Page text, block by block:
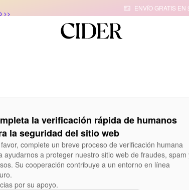
ENVÍO GRATIS EN
la verificación rápida de humanos
la seguridad del sitio web
complete un breve proceso de verificación humana
ayudarnos a proteger nuestro sitio web de fraudes, spam
Su cooperación contribuye a un entorno en línea
por su apoyo.